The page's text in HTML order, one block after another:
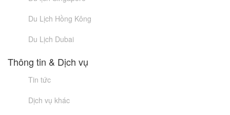
Du Lịch Hồng Kông
Du Lịch Dubai
Thông tin & Dịch vụ
Tin tức
Dịch vụ khác